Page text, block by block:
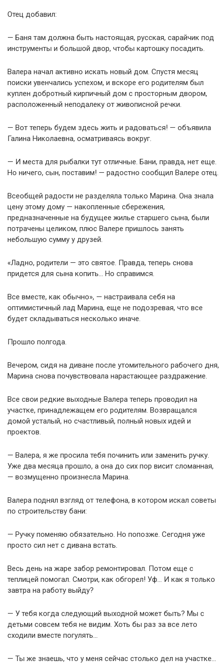
Отец добавил:
— Баня там должна быть настоящая, русская, сарайчик под
инструменты и большой двор, чтобы картошку посадить.
Валера начал активно искать новый дом. Спустя месяц
поиски увенчались успехом, и вскоре его родителям был
куплен добротный кирпичный дом с просторным двором,
расположенный неподалеку от живописной речки.
— Вот теперь будем здесь жить и радоваться! — объявила
Галина Николаевна, осматриваясь вокруг.
— И места для рыбалки тут отличные. Бани, правда, нет еще.
Но ничего, сын, поставим! — радостно сообщил Валере отец.
Всеобщей радости не разделяла только Марина. Она знала
цену этому дому — накопленные сбережения,
предназначенные на будущее жилье старшего сына, были
потрачены целиком, плюс Валере пришлось занять
небольшую сумму у друзей.
«Ладно, родители — это святое. Правда, теперь снова
придется для сына копить… Но справимся.
Все вместе, как обычно», — настраивала себя на
оптимистичный лад Марина, еще не подозревая, что все
будет складываться несколько иначе.
Прошло полгода.
Вечером, сидя на диване после утомительного рабочего дня,
Марина снова почувствовала нарастающее раздражение.
Все свои редкие выходные Валера теперь проводил на
участке, принадлежащем его родителям. Возвращался
домой усталый, но счастливый, полный новых идей и
проектов.
— Валера, я же просила тебя починить или заменить ручку.
Уже два месяца прошло, а она до сих пор висит сломанная,
— возмущенно произнесла Марина.
Валера поднял взгляд от телефона, в котором искал советы
по строительству бани:
— Ручку поменяю обязательно. Но попозже. Сегодня уже
просто сил нет с дивана встать.
Весь день на жаре забор ремонтировал. Потом еще с
теплицей помогал. Смотри, как обгорел! Уф… И как я только
завтра на работу выйду?
— У тебя когда следующий выходной может быть? Мы с
детьми совсем тебя не видим. Хоть бы раз за все лето
сходили вместе погулять…
— Ты же знаешь, что у меня сейчас столько дел на участке…